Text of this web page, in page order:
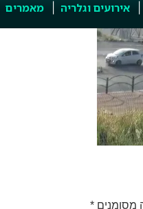
אירועים וגלריה מאמרים
מסומנים *